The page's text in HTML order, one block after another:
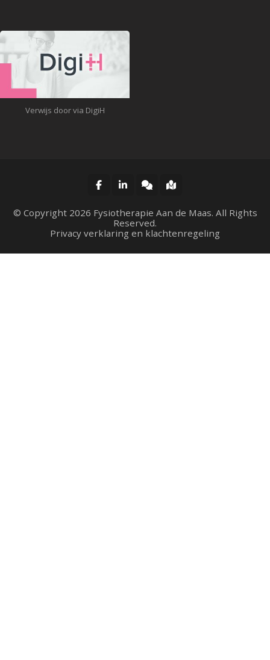
Verwijs door via DigiH
© Copyright 2026 Fysiotherapie Aan de Maas. All Rights
Reserved.
Privacy verklaring en klachtenregeling